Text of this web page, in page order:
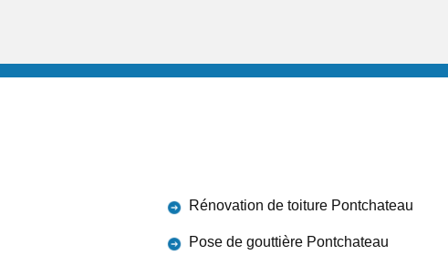
Rénovation de toiture Pontchateau
Pose de gouttière Pontchateau